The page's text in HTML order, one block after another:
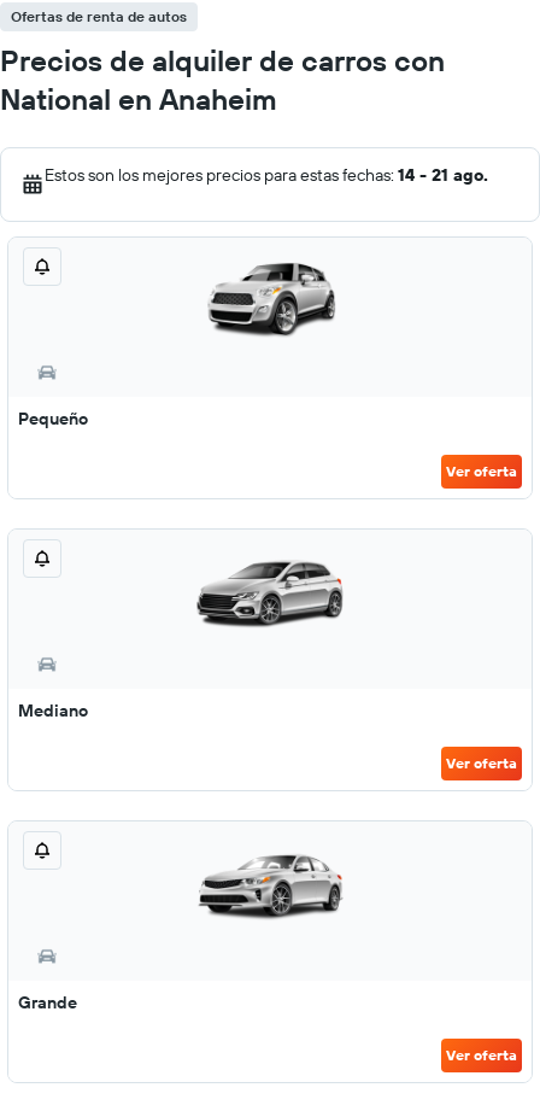
Ofertas de renta de autos
Precios de alquiler de carros con
National en Anaheim
Estos son los mejores precios para estas fechas: 14 - 21 ago.
Pequeño
Ver oferta
Mediano
Ver oferta
Grande
Ver oferta